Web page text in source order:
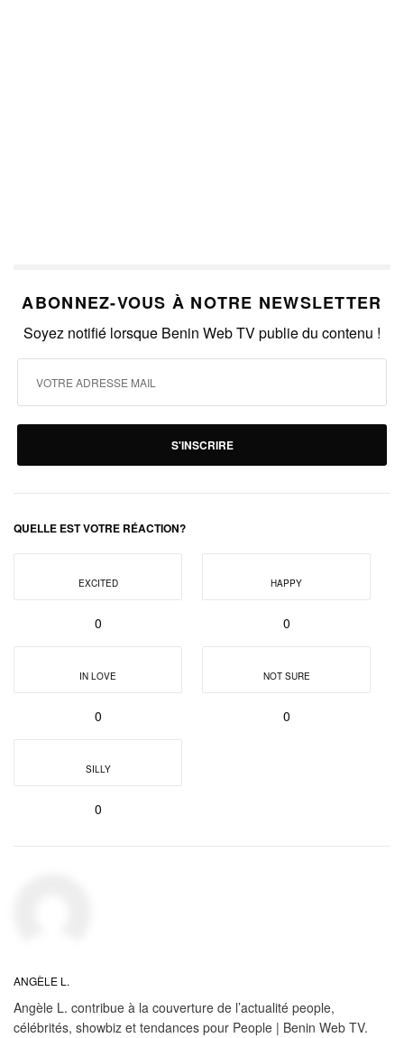
ABONNEZ-VOUS À NOTRE NEWSLETTER
Soyez notifié lorsque Benin Web TV publie du contenu !
S'INSCRIRE
QUELLE EST VOTRE RÉACTION?
EXCITED
0
HAPPY
0
IN LOVE
0
NOT SURE
0
SILLY
0
ANGÈLE L.
Angèle L. contribue à la couverture de l’actualité people,
célébrités, showbiz et tendances pour People | Benin Web TV.